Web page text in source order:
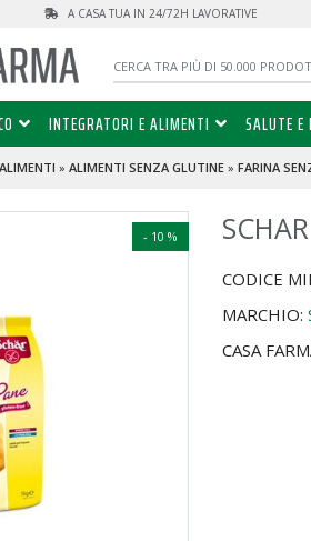
A CASA TUA IN 24/72H LAVORATIVE
INTEGRATORI E ALIMENTI SALUTE E
ALIMENTI » ALIMENTI SENZA GLUTINE» FARINA
- 10 %
CODICE
MARCHIO:
CASA